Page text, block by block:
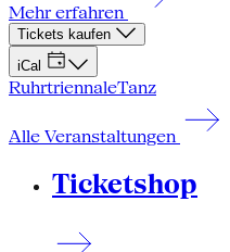
Mehr erfahren
Tickets kaufen
iCal
RuhrtriennaleTanz
Alle Veranstaltungen
Ticketshop